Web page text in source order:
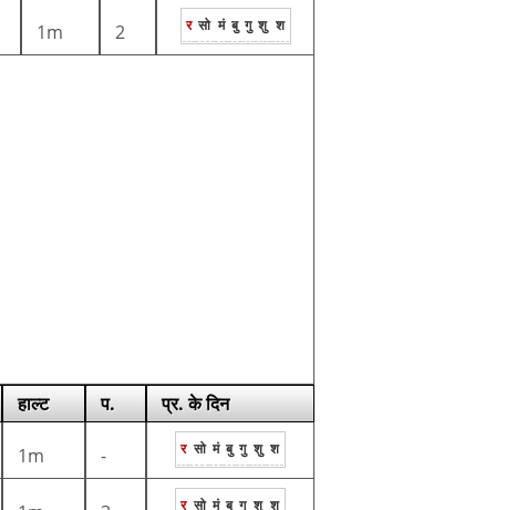
1m 2 र सो मं बु गु शु श
हाल्ट प. प्र. के दिन
1m - र सो मं बु गु शु श
र सो मं बु गु शु श